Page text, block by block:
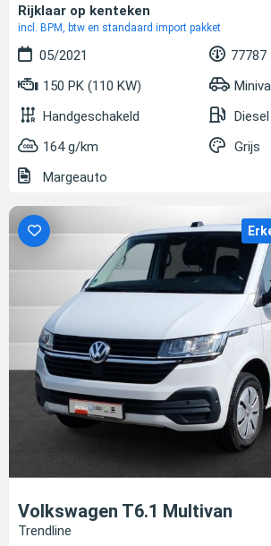
Rijklaar op kenteken
incl. BPM, btw en standaard import pakket
05/2021
77787
150 PK (110 KW)
Handgeschakeld
Diesel
164 g/km
Grijs
Margeauto
Volkswagen T6.1 Multivan
Trendline